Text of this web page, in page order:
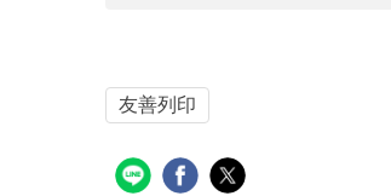
友善列印